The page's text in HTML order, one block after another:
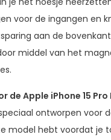
voor de ingangen en
aan de
middel van het
de Apple iPhone 15 Pro
ontworpen voor
model hebt voordat je